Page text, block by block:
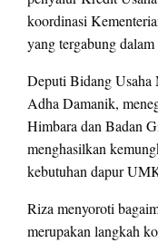
koordinasi
yang tergabung
Deputi Bidang
Adha Damanik,
Himbara dan Badan
menghasilkan
kebutuhan dapur
Riza menyoroti
merupakan langkah